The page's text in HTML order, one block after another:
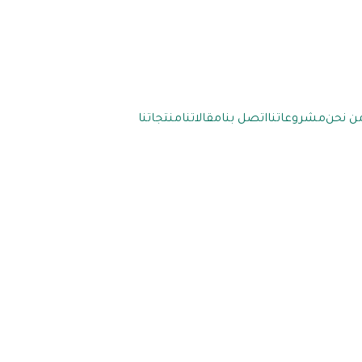
نحنمشروعاتنااتصل بنامقالاتنامنتجاتنا